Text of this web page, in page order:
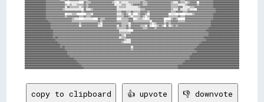
copy to clipboard 👍 upvote 👎 downvote